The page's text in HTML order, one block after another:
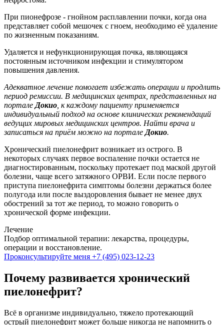
При пионефрозе - гнойном расплавлении почки, когда она
представляет собой мешочек с гноем, необходимо её удаление
по жизненным показаниям.
Удаляется и нефункционирующая почка, являющаяся
постоянным источником инфекции и стимулятором
повышения давления.
Адекватное лечение помогает избежать операции и продлить
период ремиссии. В медицинских центрах, представленных на
портале Докио , к каждому пациенту применяется
индивидуальный подход на основе клинических рекомендаций
ведущих мировых медицинских центров. Найти врача и
записаться на приём можно на портале Докио.
Хронический пиелонефрит возникает из острого. В
некоторых случаях первое воспаление почки остается не
диагностированным, поскольку протекает под маской другой
болезни, чаще всего затяжного ОРВИ. Если после первого
приступа пиелонефрита симптомы болезни держаться более
полугода или после выздоровления бывает не менее двух
обострений за тот же период, то можно говорить о
хронической форме инфекции.
Лечение
Подбор оптимальной терапии: лекарства, процедуры,
операции и восстановление.
Проконсультируйте меня +7 (495) 023-12-23
Почему развивается хронический
пиелонефрит?
Всё в организме индивидуально, тяжело протекающий
острый пиелонефрит может больше никогда не напомнить о